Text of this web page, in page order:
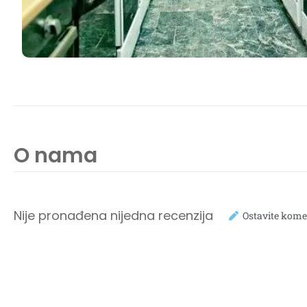
O nama
Nije pronađena nijedna recenzija Ostavite